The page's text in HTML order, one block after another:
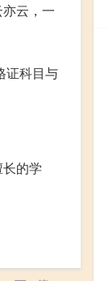
云，一
证科目与
的学